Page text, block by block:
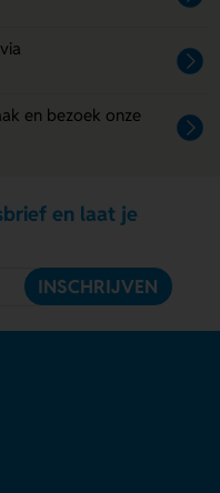
en bezoek onze
en laat je
INSCHRIJVEN